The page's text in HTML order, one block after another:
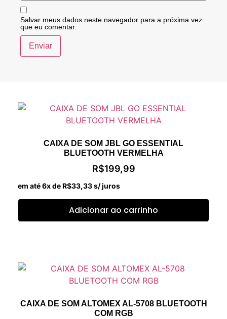
Salvar meus dados neste navegador para a próxima vez
que eu comentar.
CAIXA DE SOM JBL GO ESSENTIAL
BLUETOOTH VERMELHA
R$199,99
em até 6x de R$33,33s/ juros
Adicionar ao carrinho
CAIXA DE SOM ALTOMEX AL-5708 BLUETOOTH
COM RGB